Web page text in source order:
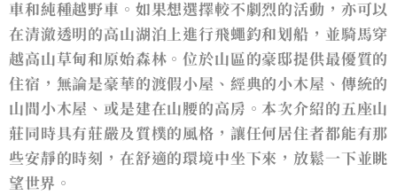
車和純種越野車。如果想選擇較不劇烈的活動，亦可以
在清澈透明的高山湖泊上進⾏飛蠅釣和划船，並騎馬穿
越高山草甸和原始森林。位於山區的豪邸提供最優質的
住宿，無論是豪華的渡假⼩屋、經典的小木屋、傳統的
山間小木屋、或是建在山腰的高房。本次介紹的五座山
莊同時具有莊嚴及質樸的風格，讓任何居住者都能有那
些安靜的時刻，在舒適的環境中坐下來，放鬆⼀下並眺
望世界。